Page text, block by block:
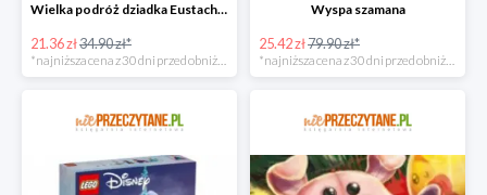
Wielka podróż dziadka Eustachego
21.36 zł34.90 zł*
*najniższa cena z 30 dni przed obniżką
Wyspa szamana
25.42 zł79.90 zł*
*najniższa cena z 30 dni przed obniżką